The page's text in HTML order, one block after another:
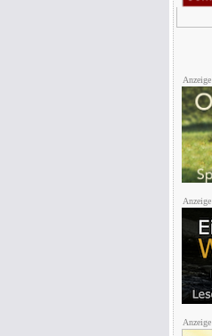
Anzeige
Anzeige
Anzeige